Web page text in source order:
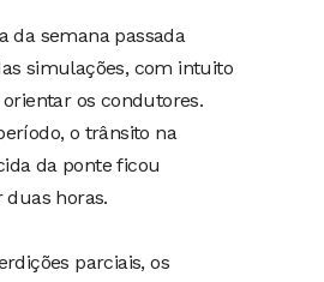
da semana passada
simulações, com intuito
os condutores.
o trânsito na
da ponte ficou
horas.
parciais, os